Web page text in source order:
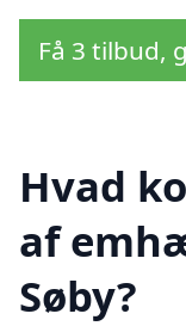
Få 3 tilbud,
Hvad
af
Søby?